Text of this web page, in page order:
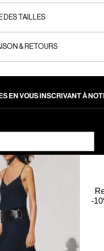
DES TAILLES
& RETOURS
EN VOUS INSCRIVANT À
Politique de Confidentialité
-